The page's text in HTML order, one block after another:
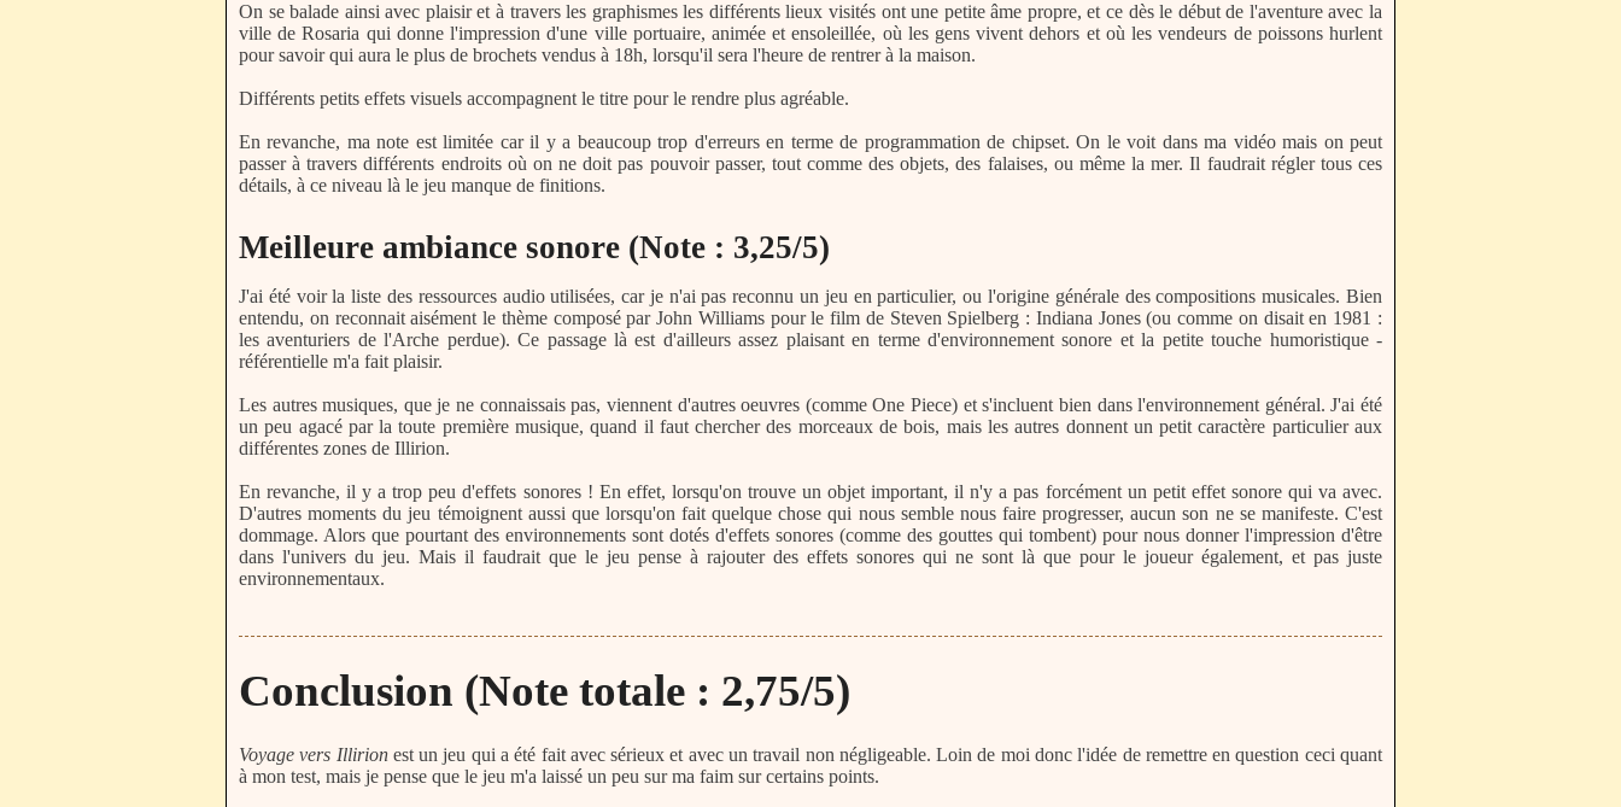
On se balade ainsi avec plaisir et à travers les graphismes les différents lieux visités ont une petite âme propre, et ce dès le début de l'aventure avec la
ville de Rosaria qui donne l'impression d'une ville portuaire, animée et ensoleillée, où les gens vivent dehors et où les vendeurs de poissons hurlent
pour savoir qui aura le plus de brochets vendus à 18h, lorsqu'il sera l'heure de rentrer à la maison.
Différents petits effets visuels accompagnent le titre pour le rendre plus agréable.
En revanche, ma note est limitée car il y a beaucoup trop d'erreurs en terme de programmation de chipset. On le voit dans ma vidéo mais on peut
passer à travers différents endroits où on ne doit pas pouvoir passer, tout comme des objets, des falaises, ou même la mer. Il faudrait régler tous ces
détails, à ce niveau là le jeu manque de finitions.
Meilleure ambiance sonore (Note : 3,25/5)
J'ai été voir la liste des ressources audio utilisées, car je n'ai pas reconnu un jeu en particulier, ou l'origine générale des compositions musicales. Bien
entendu, on reconnait aisément le thème composé par John Williams pour le film de Steven Spielberg : Indiana Jones (ou comme on disait en 1981 :
les aventuriers de l'Arche perdue). Ce passage là est d'ailleurs assez plaisant en terme d'environnement sonore et la petite touche humoristique -
référentielle m'a fait plaisir.
Les autres musiques, que je ne connaissais pas, viennent d'autres oeuvres (comme One Piece) et s'incluent bien dans l'environnement général. J'ai été
un peu agacé par la toute première musique, quand il faut chercher des morceaux de bois, mais les autres donnent un petit caractère particulier aux
différentes zones de Illirion.
En revanche, il y a trop peu d'effets sonores ! En effet, lorsqu'on trouve un objet important, il n'y a pas forcément un petit effet sonore qui va avec.
D'autres moments du jeu témoignent aussi que lorsqu'on fait quelque chose qui nous semble nous faire progresser, aucun son ne se manifeste. C'est
dommage. Alors que pourtant des environnements sont dotés d'effets sonores (comme des gouttes qui tombent) pour nous donner l'impression d'être
dans l'univers du jeu. Mais il faudrait que le jeu pense à rajouter des effets sonores qui ne sont là que pour le joueur également, et pas juste
environnementaux.
Conclusion (Note totale : 2,75/5)
Voyage vers Illirionest un jeu qui a été fait avec sérieux et avec un travail non négligeable. Loin de moi donc l'idée de remettre en question ceci quant
à mon test, mais je pense que le jeu m'a laissé un peu sur ma faim sur certains points.